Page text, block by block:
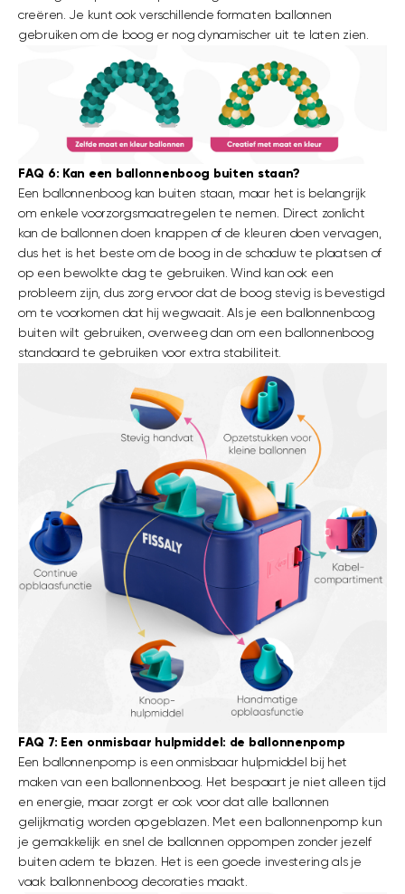
creëren. Je kunt ook verschillende formaten ballonnen
gebruiken om de boog er nog dynamischer uit te laten zien.
FAQ 6: Kan een ballonnenboog buiten staan?
Een ballonnenboog kan buiten staan, maar het is belangrijk
om enkele voorzorgsmaatregelen te nemen. Direct zonlicht
kan de ballonnen doen knappen of de kleuren doen vervagen,
dus het is het beste om de boog in de schaduw te plaatsen of
op een bewolkte dag te gebruiken. Wind kan ook een
probleem zijn, dus zorg ervoor dat de boog stevig is bevestigd
om te voorkomen dat hij wegwaait. Als je een ballonnenboog
buiten wilt gebruiken, overweeg dan om een ballonnenboog
standaard te gebruiken voor extra stabiliteit.
FAQ 7: Een onmisbaar hulpmiddel: de ballonnenpomp
Een ballonnenpomp is een onmisbaar hulpmiddel bij het
maken van een ballonnenboog. Het bespaart je niet alleen tijd
en energie, maar zorgt er ook voor dat alle ballonnen
gelijkmatig worden opgeblazen. Met een ballonnenpomp kun
je gemakkelijk en snel de ballonnen oppompen zonder jezelf
buiten adem te blazen. Het is een goede investering als je
vaak ballonnenboog decoraties maakt.